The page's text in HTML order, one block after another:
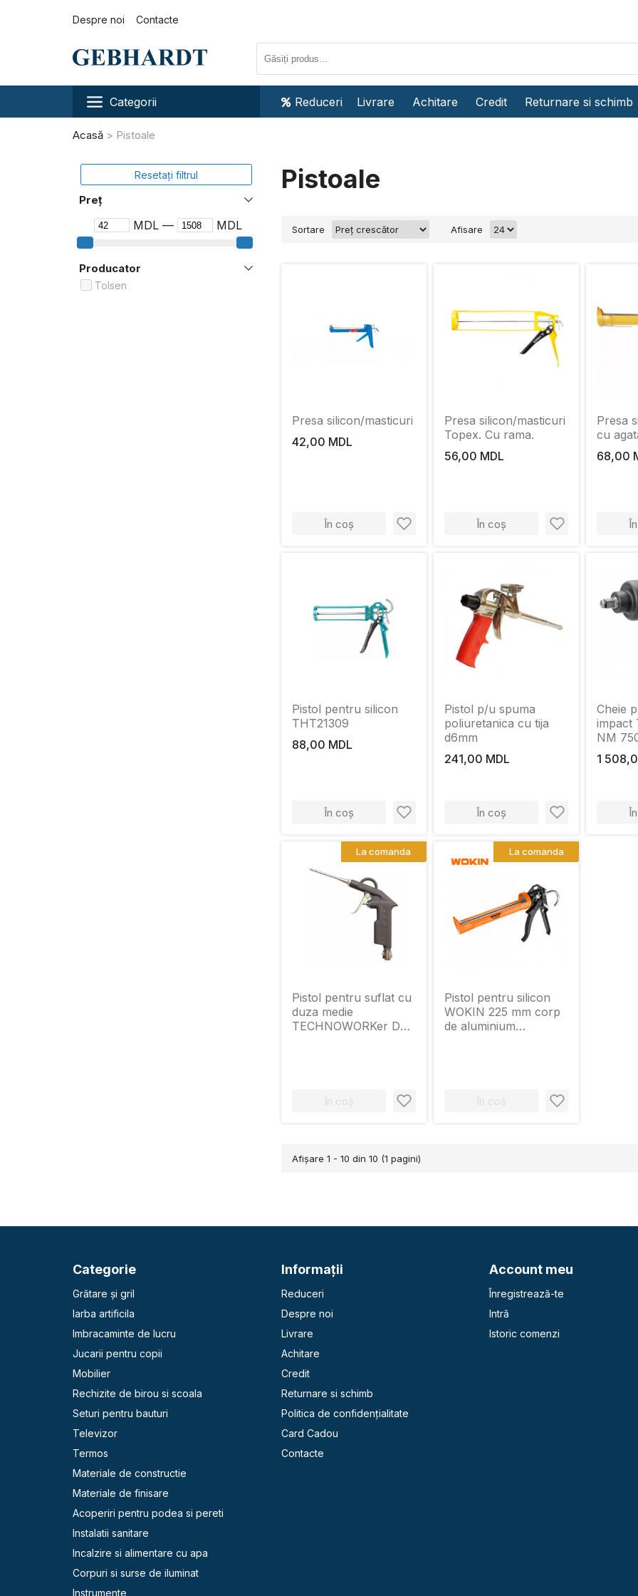
Despre noi Contacte
Categorii Reduceri Livrare Achitare Credit Returnare si schimb
Acasă Pistoale
Resetați filtrul
Preț
MDL — MDL
Producator
Tolsen
Pistoale
Sortare Afisare
Presa silicon/masticuri
42,00 MDL
În coș
Presa silicon/masticuri
Topex. Cu rama.
56,00 MDL
În coș
Presa
cu
68,00
Pistol pentru silicon
THT21309
88,00 MDL
În coș
Pistol p/u spuma
poliuretanica cu tija
d6mm
241,00 MDL
În coș
Cheie
impact
NM
1
Pistol pentru suflat cu
duza medie
TECHNOWORKer DG-
În coș
La comanda
Pistol pentru silicon
WOKIN 225 mm corp
de aluminium
În coș
La comanda
Afişare 1 - 10 din 10 (1 pagini)
Categorie
Grătare și gril
Iarba artificila
Imbracaminte de lucru
Jucarii pentru copii
Mobilier
Rechizite de birou si scoala
Seturi pentru bauturi
Televizor
Termos
Materiale de constructie
Materiale de finisare
Acoperiri pentru podea si pereti
Instalatii sanitare
Incalzire si alimentare cu apa
Corpuri si surse de iluminat
Instrumente
Informaţii
Reduceri
Despre noi
Livrare
Achitare
Credit
Returnare si schimb
Politica de confidențialitate
Card Cadou
Contacte
Account meu
Înregistrează-te
Intră
Istoric comenzi